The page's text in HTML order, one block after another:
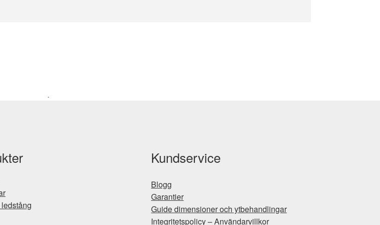
.
Kundservice
Blogg
Garantier
Guide dimensioner och ytbehandlingar
Integritetspolicy – Användarvillkor